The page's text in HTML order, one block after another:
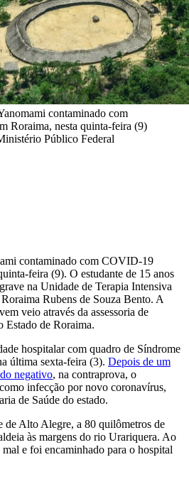
contaminado com
Roraima, nesta quinta-feira (9)
Público Federal
contaminado com COVID-19
feira (9). O estudante de 15 anos
na Unidade de Terapia Intensiva
Rubens de Souza Bento. A
veio através da assessoria de
Estado de Roraima.
hospitalar com quadro de Síndrome
última sexta-feira (3). Depois de um
negativo, na contraprova, o
infecção por novo coronavírus,
de Saúde do estado.
de Alto Alegre, a 80 quilômetros de
às margens do rio Urariquera. Ao
mal e foi encaminhado para o hospital